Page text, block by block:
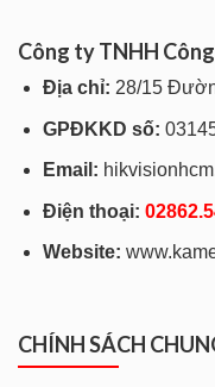
Công ty TNHH
Địa chỉ: 28/15
GPĐKKD số:
Email:
Điện thoại: 028
Website:
CHÍNH SÁCH